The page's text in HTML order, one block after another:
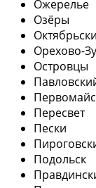
Ожерелье
Озёры
Орехово-
Островцы
Пересвет
Пески
Подольск